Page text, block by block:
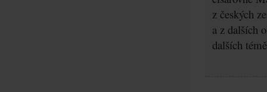
z českých
a z dalších
dalších